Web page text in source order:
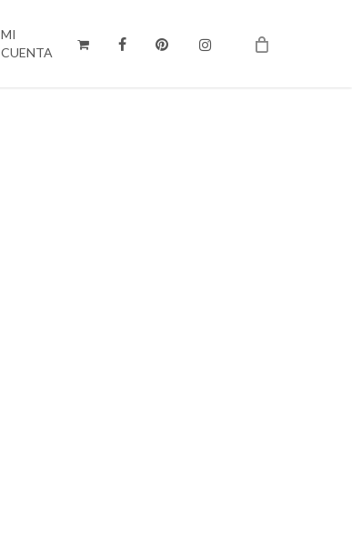
MI
CUENTA